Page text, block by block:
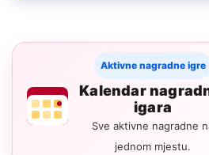
Aktivne nagradne igre
Kalendar
igara
Sve aktivne nagradne
jednom mjestu.